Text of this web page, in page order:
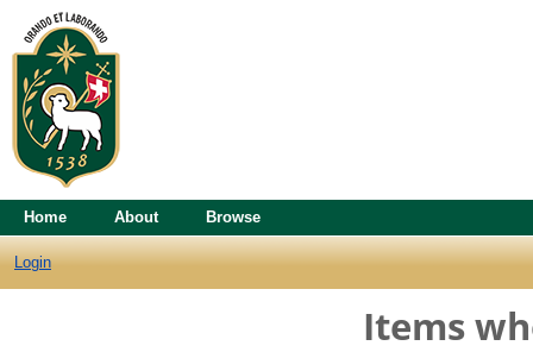
Home About Browse
Login
Items